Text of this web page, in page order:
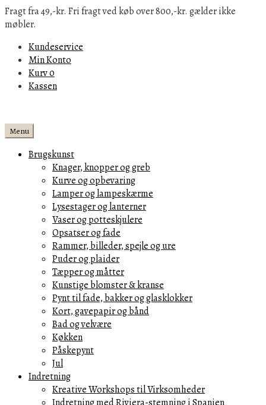
Fragt fra 49,-kr. Fri fragt ved køb over 800,-kr. gælder ikke
møbler.
Kundeservice
Min Konto
Kurv0
Kassen
Menu
Brugskunst
Knager, knopper og greb
Kurve og opbevaring
Lamper og lampeskærme
Lysestager og lanterner
Vaser og potteskjulere
Opsatser og fade
Rammer, billeder, spejle og ure
Puder og plaider
Tæpper og måtter
Kunstige blomster & kranse
Pynt til fade, bakker og glasklokker
Kort, gavepapir og bånd
Bad og velvære
Køkken
Påskepynt
Jul
Indretning
Kreative Workshops til Virksomheder